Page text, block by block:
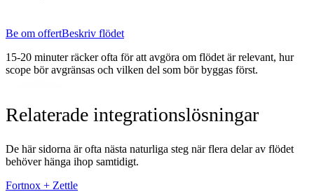
Be om offertBeskriv flödet
15-20 minuter räcker ofta för att avgöra om flödet är relevant, hur
scope bör avgränsas och vilken del som bör byggas först.
Relaterade integrationslösningar
De här sidorna är ofta nästa naturliga steg när flera delar av flödet
behöver hänga ihop samtidigt.
Fortnox + Zettle